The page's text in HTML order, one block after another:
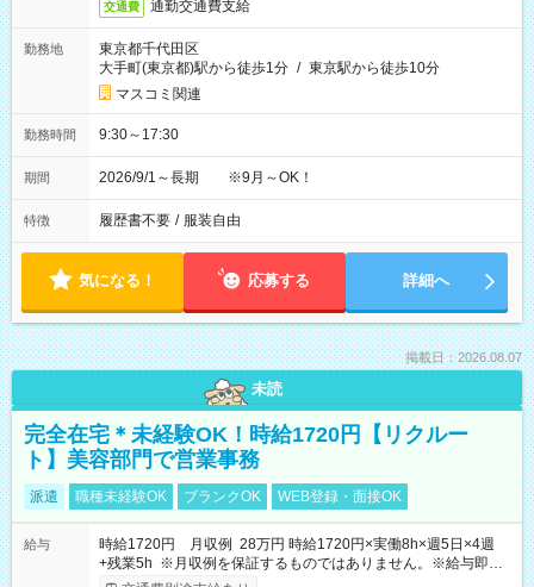
交通費 通勤交通費支給
勤務地
東京都千代田区
大手町(東京都)駅から徒歩1分 / 東京駅から徒歩10分
マスコミ関連
勤務時間 9:30～17:30
期間 2026/9/1～長期 ※9月～OK！
特徴 履歴書不要 / 服装自由
気になる！ 応募する 詳細へ
掲載日：2026.08.07
未読
完全在宅＊未経験OK！時給1720円【リクルー
ト】美容部門で営業事務
派遣 職種未経験OK ブランクOK WEB登録・面接OK
給与
時給1720円 月収例 28万円 時給1720円×実働8h×週5日×4週
+残業5h ※月収例を保証するものではありません。※給与即受
取りサービス利用可（利用条件有）